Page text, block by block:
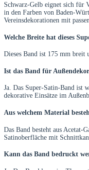
Schwarz-Gelb eignet sich für
in den Farben von Baden-
Vereinsdekorationen mit
Welche Breite hat dieses
Dieses Band ist 175 mm
Ist das Band für
Ja. Das Super-Satin-Band ist
dekorative Einsätze im
Aus welchem Material
Das Band besteht aus Acetat-
Satinoberfläche mit
Kann das Band bedruckt